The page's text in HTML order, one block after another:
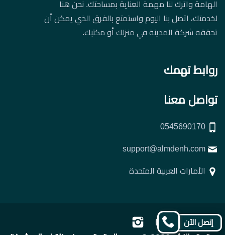
الهامة واترك لنا مهمة العناية بمساحتك. نحن هنا
لخدمتك، اتصل بنا اليوم واستمتع بالفرق الذي يمكن أن
تحققه شركة المدينة في منزلك أو مكتبك.
روابط تهمك
تواصل معنا
الأمارات العربية المتحدة
تابعنا
تابعنا
تابعنا
إتصل الآن